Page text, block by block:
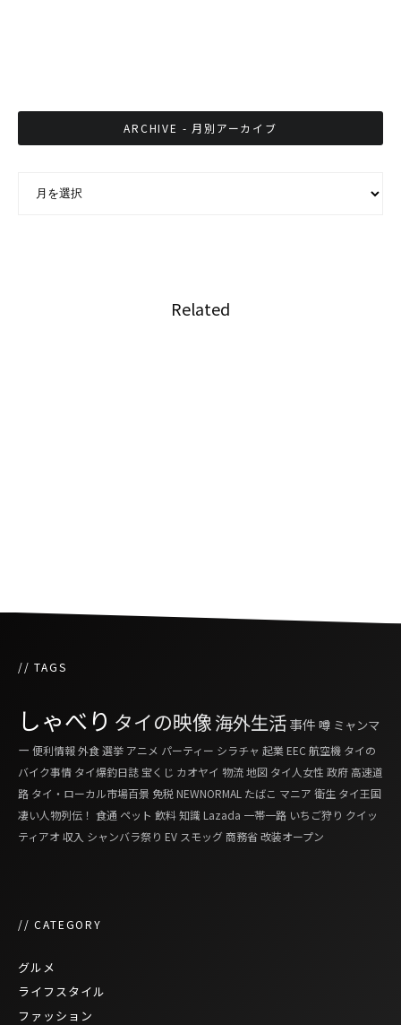
ARCHIVE - 月別アーカイブ
Related
// TAGS
しゃべり タイの映像海外生活事件 噂 ミャンマ
ー 便利情報外食選挙 アニメ パーティー シラチャ 起業EEC 航空機 タイの
バイク事情 タイ爆釣日誌 宝くじ カオヤイ 物流地図 タイ人女性 政府高速道
路 タイ・ローカル市場百景 免税 NEWNORMAL たばこ マニア 衛生 タイ王国
凄い人物列伝！ 食通 ペット 飲料 知識 Lazada 一帯一路 いちご狩り クイッ
ティアオ 収入 シャンバラ祭り EV スモッグ商務省改装オープン
// CATEGORY
グルメ
ライフスタイル
ファッション